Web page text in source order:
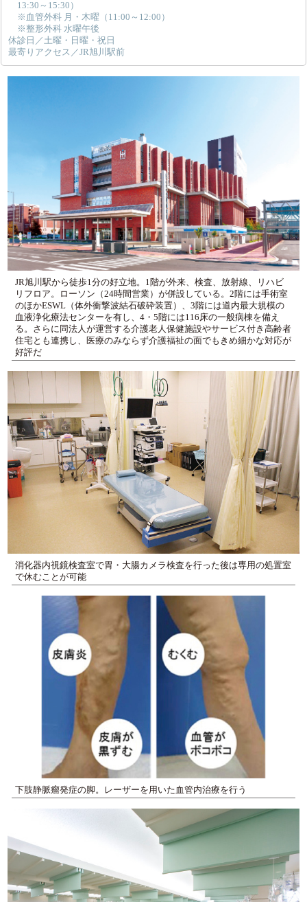
13:30～15:30）
※血管外科 月・木曜（11:00～12:00）
※整形外科 水曜午後
休診日／土曜・日曜・祝日
最寄りアクセス／JR旭川駅前
JR旭川駅から徒歩1分の好立地。1階が外来、検査、放射線、リハビ
リフロア。ローソン（24時間営業）が併設している。2階には手術室
のほかESWL（体外衝撃波結石破砕装置）、3階には道内最大規模の
血液浄化療法センターを有し、4・5階には116床の一般病棟を備え
る。さらに同法人が運営する介護老人保健施設やサービス付き高齢者
住宅とも連携し、医療のみならず介護福祉の面でもきめ細かな対応が
好評だ
消化器内視鏡検査室で胃・大腸カメラ検査を行った後は専用の処置室
で休むことが可能
下肢静脈瘤発症の脚。レーザーを用いた血管内治療を行う